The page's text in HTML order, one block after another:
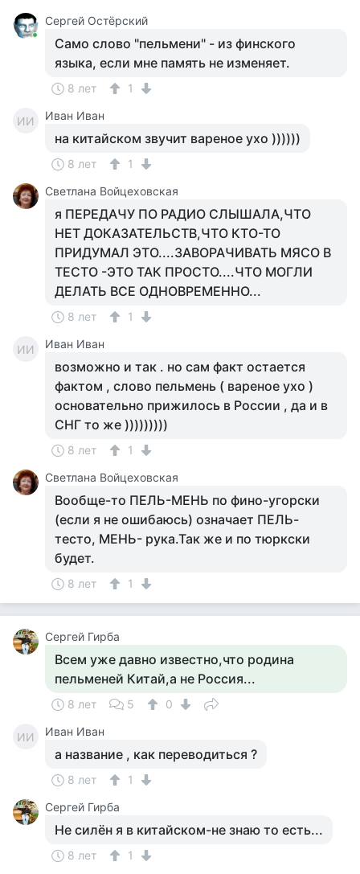
Сергей Остёрский
Само слово "пельмени" - из финского
языка, если мне память не изменяет.
8 лет 1
ИИ Иван Иван
на китайском звучит вареное ухо ))))))
8 лет
1
Светлана Войцеховская
я ПЕРЕДАЧУ ПО РАДИО СЛЫШАЛА,ЧТО
НЕТ ДОКАЗАТЕЛЬСТВ,ЧТО КТО-ТО
ПРИДУМАЛ ЭТО....ЗАВОРАЧИВАТЬ МЯСО В
ТЕСТО -ЭТО ТАК ПРОСТО....ЧТО МОГЛИ
ДЕЛАТЬ ВСЕ ОДНОВРЕМЕННО...
8 лет 1
ИИ Иван Иван
возможно и так . но сам факт остается
фактом , слово пельмень ( вареное ухо )
основательно прижилось в России , да и в
СНГ то же )))))))))
8 лет
1
Светлана Войцеховская
Вообще-то ПЕЛЬ-МЕНЬ по фино-угорски
(если я не ошибаюсь) означает ПЕЛЬ-
тесто, МЕНЬ- рука.Так же и по тюркски
будет.
8 лет 1
Сергей Гирба
Всем уже давно известно,что родина
пельменей Китай,а не Россия...
8 лет 5 0
ИИ Иван Иван
а название , как переводиться ?
8 лет
1
Сергей Гирба
Не силён я в китайском-не знаю то есть...
8 лет 1